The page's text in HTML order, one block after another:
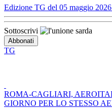
Edizione TG del 05 maggio
Sottoscrivi
TG
ROMA-CAGLIARI,
GIORNO PER LO STESSO